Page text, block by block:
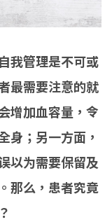
我管理是不可或
最需要注意的就
增加血容量，令
身；另一方面，
以为需要保留及
那么，患者究竟